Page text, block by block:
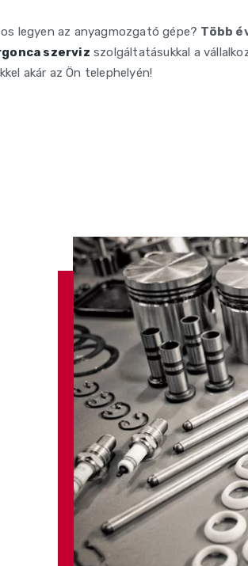
legyen az anyagmozgató gépe? Több
szerviz szolgáltatásukkal a
akár az Ön telephelyén!